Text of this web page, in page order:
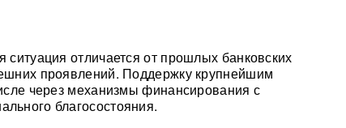
отличается от прошлых банковских
проявлений. Поддержку крупнейшим
через механизмы финансирования с
благосостояния.